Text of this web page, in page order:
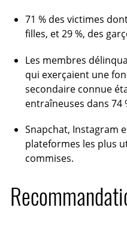
71 % des victimes
filles, et 29 %, des
Les membres
qui exerçaient une
secondaire connue
entraîneuses dans 74
Snapchat, Instagram
plateformes les plus
commises.